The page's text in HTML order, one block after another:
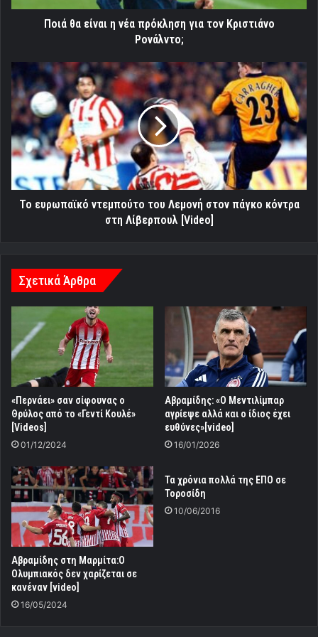
Κριστιάνο
Ρονάλντο;Ποιά θα είναι η νέα πρόκληση για τον Κριστιάνο
Ρονάλντο;
Το
ευρωπαϊκό
ντεμπούτο
του
Λεμονή
στον
πάγκο
κόντρα
στη
Λίβερπουλ
Το ευρωπαϊκό ντεμπούτο του Λεμονή στον πάγκο κόντρα
στη Λίβερπουλ [Video]
Σχετικά Άρθρα
«Περνάει» σαν σίφουνας ο
Θρύλος από το «Γεντί Κουλέ»
[Videos]
01/12/2024
Αβραμίδης: «Ο Μεντιλίμπαρ
αγρίεψε αλλά και ο ίδιος έχει
ευθύνες»[video]
16/01/2026
Αβραμίδης στη Μαρμίτα:Ο
Ολυμπιακός δεν χαρίζεται σε
κανέναν [video]
16/05/2024
Τα χρόνια πολλά της ΕΠΟ σε
Τοροσίδη
10/06/2016